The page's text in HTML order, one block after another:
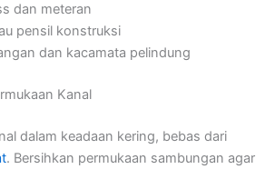
dan meteran
pensil konstruksi
dan kacamata pelindung
Kanal
dalam keadaan kering, bebas dari
. Bersihkan permukaan sambungan agar